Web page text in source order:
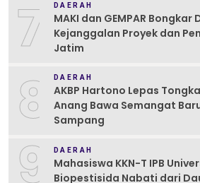
7 DAERAH
MAKI dan GEMPAR Bongkar
Kejanggalan Proyek dan
Jatim
8 DAERAH
AKBP Hartono Lepas
Anang Bawa Semangat
Sampang
9 DAERAH
Mahasiswa KKN-T IPB
Biopestisida Nabati dari